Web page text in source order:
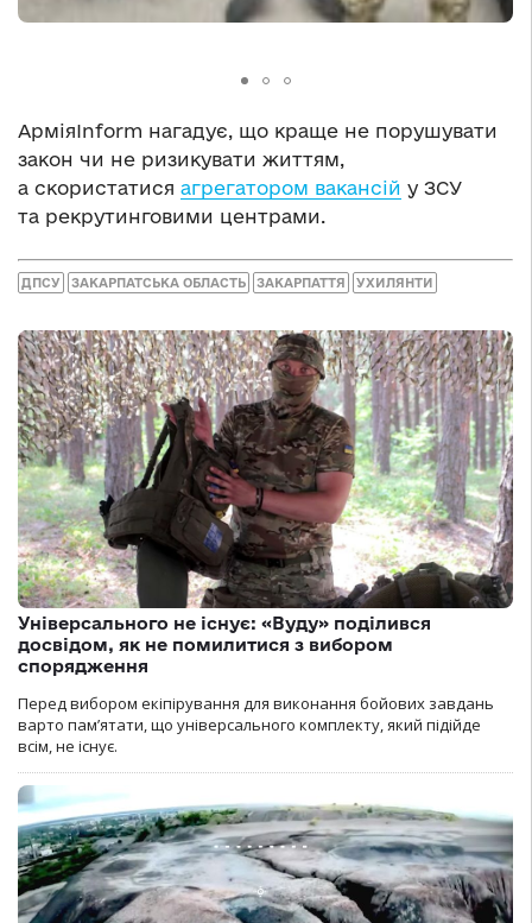
АрміяInform нагадує, що краще не порушувати
закон чи не ризикувати життям,
а скористатися агрегатором вакансій у ЗСУ
та рекрутинговими центрами.
ДПСУ ЗАКАРПАТСЬКА ОБЛАСТЬ ЗАКАРПАТТЯ УХИЛЯНТИ
Універсального не існує: «Вуду» поділився
досвідом, як не помилитися з вибором
спорядження
Перед вибором екіпірування для виконання бойових завдань
варто пам’ятати, що універсального комплекту, який підійде
всім, не існує.